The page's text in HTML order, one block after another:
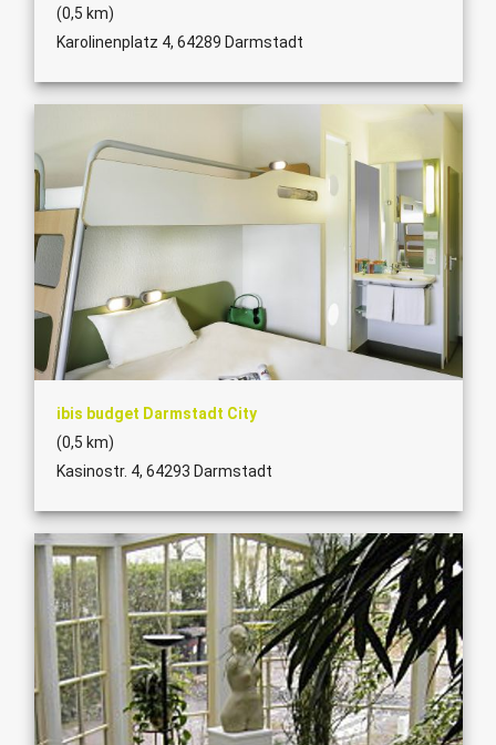
(0,5 km)
Karolinenplatz 4, 64289 Darmstadt
ibis budget Darmstadt City
(0,5 km)
Kasinostr. 4, 64293 Darmstadt